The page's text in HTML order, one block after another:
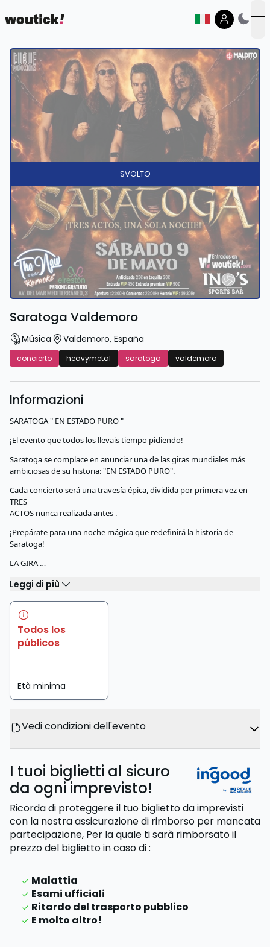
SVOLTO
Saratoga Valdemoro
Música Valdemoro, España
concierto heavymetal saratoga valdemoro
Informazioni
SARATOGA " EN ESTADO PURO "
¡El evento que todos los llevais tiempo pidiendo!
Saratoga se complace en anunciar una de las giras mundiales más
ambiciosas de su historia: "EN ESTADO PURO".
Cada concierto será una travesía épica, dividida por primera vez en
TRES
ACTOS nunca realizada antes .
¡Prepárate para una noche mágica que redefinirá la historia de
Saratoga!
LA GIRA …
Leggi di più
Todos los
públicos
Età minima
Vedi condizioni dell'evento
I tuoi biglietti al sicuro
da ogni imprevisto!
Ricorda di proteggere il tuo biglietto da imprevisti
con la nostra assicurazione di rimborso per mancata
partecipazione, Per la quale ti sarà rimborsato il
prezzo del bigliettoin caso di:
Malattia
Esami ufficiali
Ritardo del trasporto pubblico
E molto altro!